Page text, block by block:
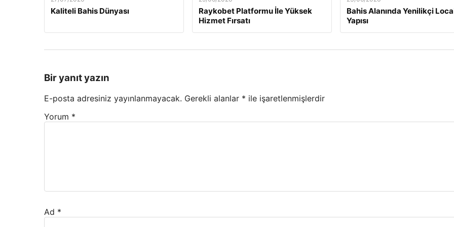
Kaliteli Bahis Dünyası
Raykobet Platformu İle Yüksek
Hizmet Fırsatı
Bahis Alanında Yenilikçi
Yapısı
Bir yanıt yazın
E-posta adresiniz yayınlanmayacak. Gerekli alanlar * ile işaretlenmişlerdir
Yorum *
Ad *